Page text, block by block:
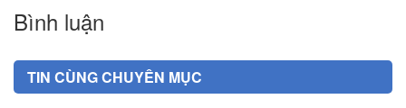
Bình luận
TIN CÙNG CHUYÊN MỤC